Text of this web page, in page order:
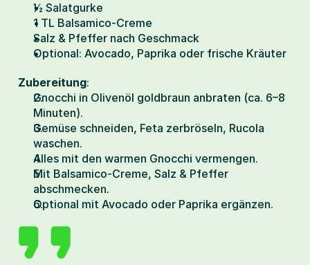
½ Salatgurke
1 TL Balsamico-Creme
Salz & Pfeffer nach Geschmack
Optional: Avocado, Paprika oder frische Kräuter
Zubereitung:
Gnocchi in Olivenöl goldbraun anbraten (ca. 6–8
Minuten).
Gemüse schneiden, Feta zerbröseln, Rucola
waschen.
Alles mit den warmen Gnocchi vermengen.
Mit Balsamico-Creme, Salz & Pfeffer
abschmecken.
Optional mit Avocado oder Paprika ergänzen.